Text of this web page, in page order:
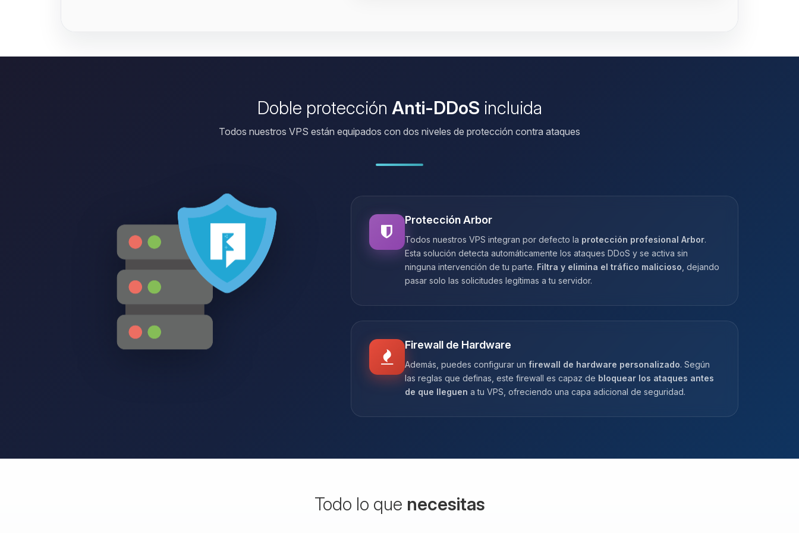
Doble protección Anti-DDoS incluida
Todos nuestros VPS están equipados con dos niveles de protección contra ataques
Protección Arbor
Todos nuestros VPS integran por defecto la protección profesional Arbor.
Esta solución detecta automáticamente los ataques DDoS y se activa sin
ninguna intervención de tu parte. Filtra y elimina el tráfico malicioso , dejando
pasar solo las solicitudes legítimas a tu servidor.
Firewall de Hardware
Además, puedes configurar un firewall de hardware personalizado. Según
las reglas que definas, este firewall es capaz de bloquear los ataques antes
de que lleguen a tu VPS, ofreciendo una capa adicional de seguridad.
Todo lo que necesitas